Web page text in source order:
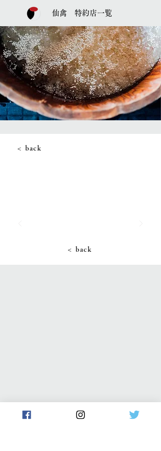
仙禽 特約店一覧
< back
< back